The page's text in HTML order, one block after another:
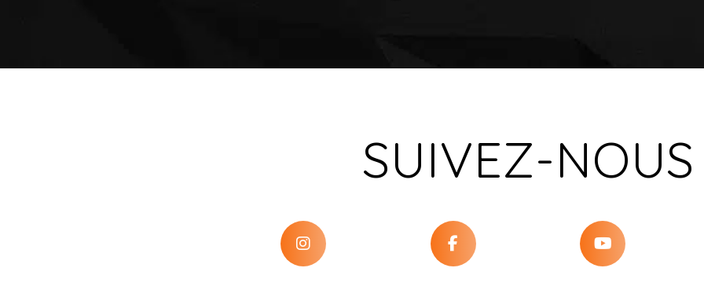
SUIVEZ-NOUS